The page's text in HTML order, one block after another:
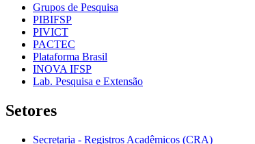
Grupos de Pesquisa
PIBIFSP
PIVICT
PACTEC
Plataforma Brasil
INOVA IFSP
Lab. Pesquisa e Extensão
Setores
Secretaria - Registros Acadêmicos (CRA)